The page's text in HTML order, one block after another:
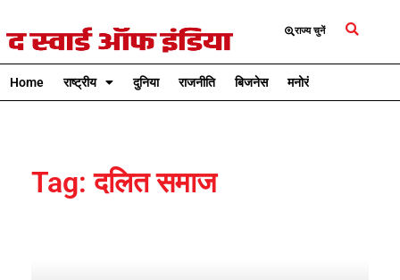
राज्य चुनें
Home राष्ट्रीय दुनिया राजनीति बिजनेस मनोरंजन
Tag: दलित समाज